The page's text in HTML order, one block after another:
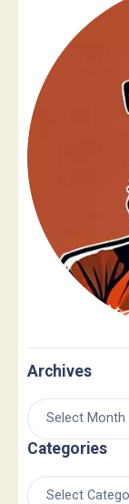
Archives
Categories